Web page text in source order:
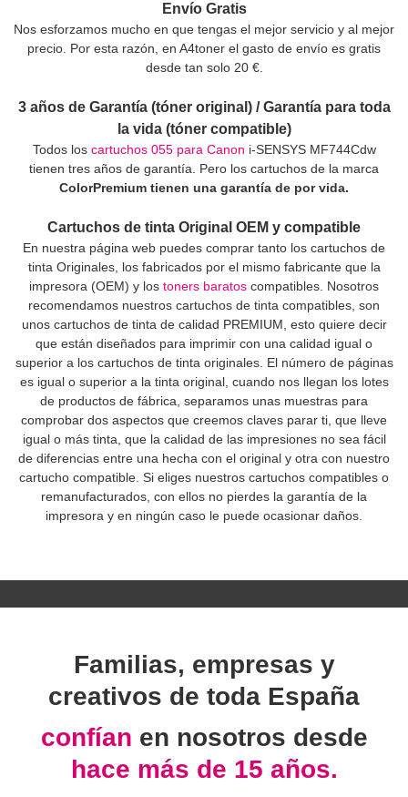
Envío Gratis
Nos esforzamos mucho en que tengas el mejor servicio y al mejor
precio. Por esta razón, en A4toner el gasto de envío es gratis
desde tan solo 20 €.
3 años de Garantía (tóner original) / Garantía para toda
la vida (tóner compatible)
Todos los cartuchos 055 para Canon i-SENSYS MF744Cdw
tienen tres años de garantía. Pero los cartuchos de la marca
ColorPremium tienen una garantía de por vida.
Cartuchos de tinta Original OEM y compatible
En nuestra página web puedes comprar tanto los cartuchos de
tinta Originales, los fabricados por el mismo fabricante que la
impresora (OEM) y los toners baratos compatibles. Nosotros
recomendamos nuestros cartuchos de tinta compatibles, son
unos cartuchos de tinta de calidad PREMIUM, esto quiere decir
que están diseñados para imprimir con una calidad igual o
superior a los cartuchos de tinta originales. El número de páginas
es igual o superior a la tinta original, cuando nos llegan los lotes
de productos de fábrica, separamos unas muestras para
comprobar dos aspectos que creemos claves parar ti, que lleve
igual o más tinta, que la calidad de las impresiones no sea fácil
de diferencias entre una hecha con el original y otra con nuestro
cartucho compatible. Si eliges nuestros cartuchos compatibles o
remanufacturados, con ellos no pierdes la garantía de la
impresora y en ningún caso le puede ocasionar daños.
Familias, empresas y
creativos de toda España
confían en nosotros desde
hace más de 15 años.